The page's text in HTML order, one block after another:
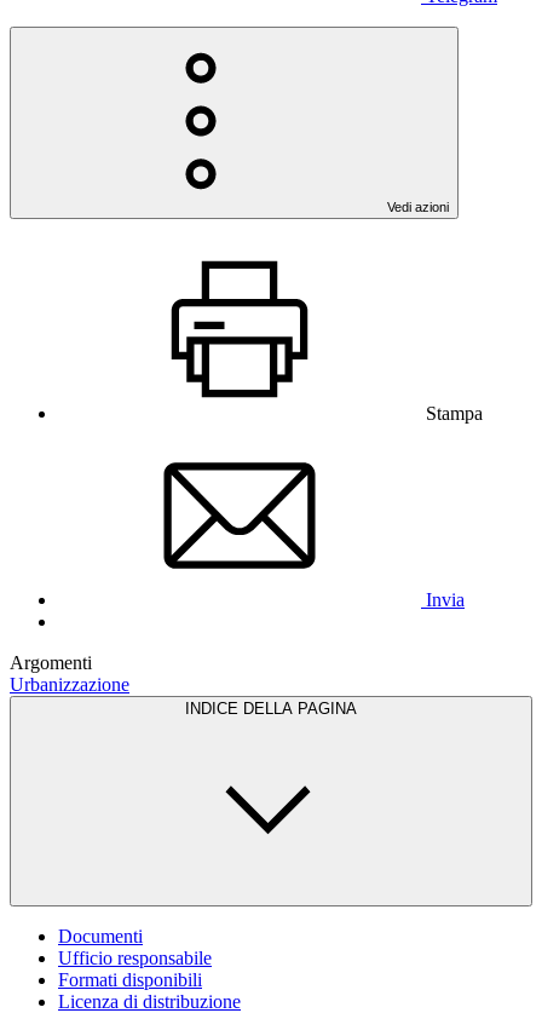
Vedi azioni
Stampa
Invia
Argomenti
Urbanizzazione
INDICE DELLA PAGINA
Documenti
Ufficio responsabile
Formati disponibili
Licenza di distribuzione